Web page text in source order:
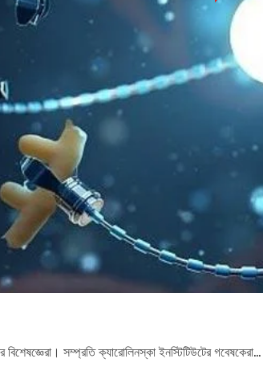
সম্প্রতি ক্যারোলিনস্কা ইনস্টিটিউটের গবেষকেরা...